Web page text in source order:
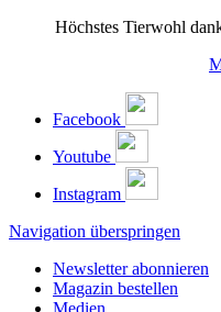
Höchstes Tierwohl
Facebook
Youtube
Instagram
Navigation überspringen
Newsletter abonnieren
Magazin bestellen
Medien